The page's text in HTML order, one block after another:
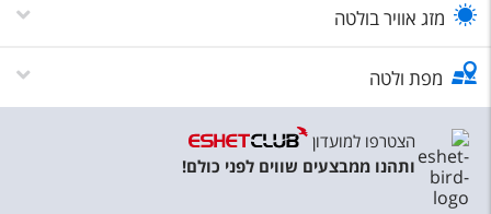
טופס צור קשר
עקבו אחרינו
מזג אוויר בולטה
מפת ולטה
הצטרפו למועדון
ותהנו ממבצעים שווים לפני כולם!